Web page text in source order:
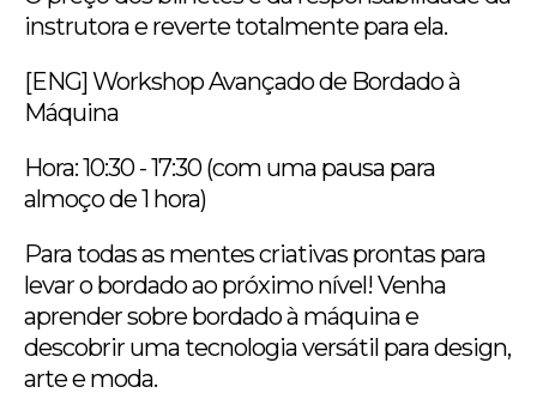
instrutora e reverte totalmente para ela.
[ENG] Workshop Avançado de Bordado à
Máquina
Hora: 10:30 - 17:30 (com uma pausa para
almoço de 1 hora)
Para todas as mentes criativas prontas para
levar o bordado ao próximo nível! Venha
aprender sobre bordado à máquina e
descobrir uma tecnologia versátil para design,
arte e moda.